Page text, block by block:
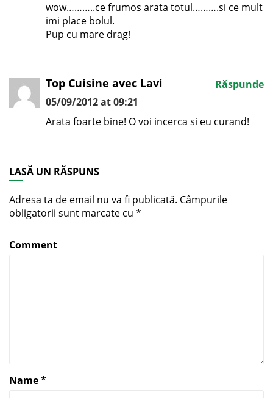
wow………..ce frumos arata totul……….si ce mult
imi place bolul.
Pup cu mare drag!
Top Cuisine avec Lavi
05/09/2012 at 09:21
Arata foarte bine! O voi incerca si eu curand!
Răspunde
LASĂ UN RĂSPUNS
Adresa ta de email nu va fi publicată. Câmpurile
obligatorii sunt marcate cu *
Comment
Name*